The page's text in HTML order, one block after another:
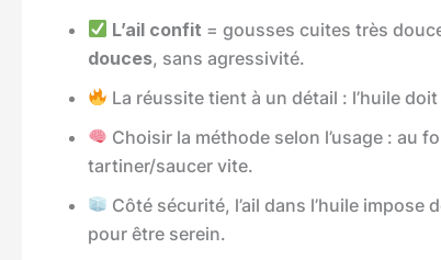
L’ail confit = gousses cuites très
douces, sans agressivité.
La réussite tient à un détail : l’huile
Choisir la méthode selon l’usage : au
tartiner/saucer vite.
Côté sécurité, l’ail dans l’huile impose
pour être serein.